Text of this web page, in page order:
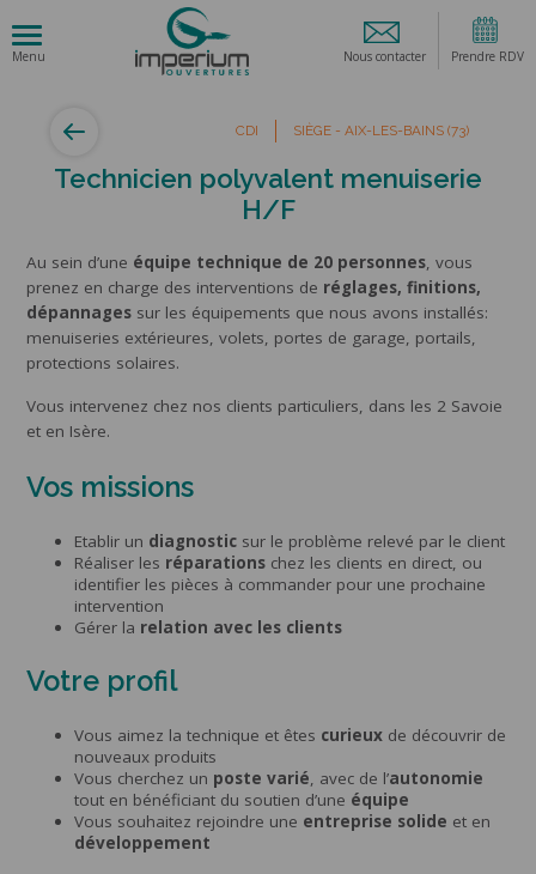
Nous contacter Prendre RDV
CDI SIÈGE - AIX-LES-BAINS (73)
Technicien polyvalent menuiserie
H/F
Au sein d’une équipe technique de 20 personnes, vous
prenez en charge des interventions de réglages, finitions,
dépannagessur les équipements que nous avons installés:
menuiseries extérieures, volets, portes de garage, portails,
protections solaires.
Vous intervenez chez nos clients particuliers, dans les 2 Savoie
et en Isère.
Vos missions
Etablir un diagnosticsur le problème relevé par le client
Réaliser les réparationschez les clients en direct, ou
identifier les pièces à commander pour une prochaine
intervention
Gérer la relation avec les clients
Votre profil
Vous aimez la technique et êtes curieuxde découvrir de
nouveaux produits
Vous cherchez un poste varié , avec de l’autonomie
tout en bénéficiant du soutien d’une équipe
Vous souhaitez rejoindre une entreprise solide et en
développement